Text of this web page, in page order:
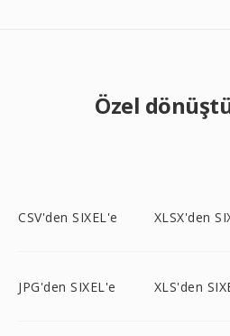
Özel
CSV'den SIXEL'e XLSX'den
JPG'den SIXEL'e XLS'den